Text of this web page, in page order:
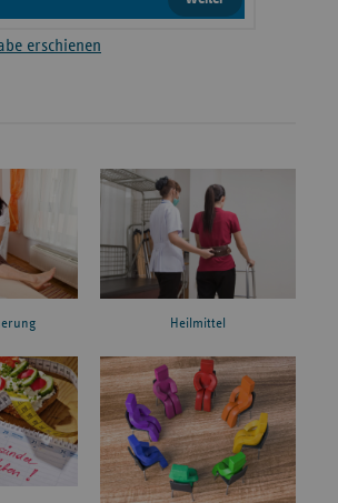
erschienen
Heilmittel